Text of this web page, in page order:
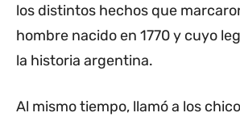
los distintos hechos que
hombre nacido en 1770 y cuyo
la historia argentina.
Al mismo tiempo, llamó a los